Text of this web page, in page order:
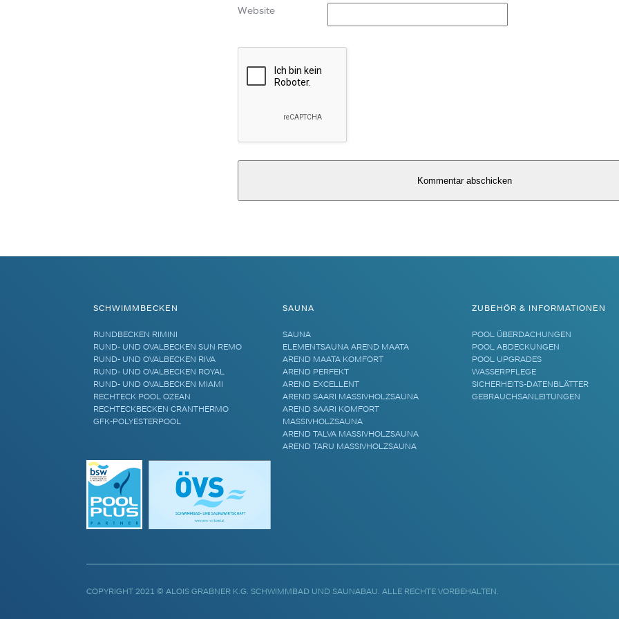
Website
SCHWIMMBECKEN
RUNDBECKEN RIMINI
RUND- UND OVALBECKEN SUN REMO
RUND- UND OVALBECKEN RIVA
RUND- UND OVALBECKEN ROYAL
RUND- UND OVALBECKEN MIAMI
RECHTECK POOL OZEAN
RECHTECKBECKEN CRANTHERMO
GFK-POLYESTERPOOL
SAUNA
SAUNA
ELEMENTSAUNA AREND MAATA
AREND MAATA KOMFORT
AREND PERFEKT
AREND EXCELLENT
AREND SAARI MASSIVHOLZSAUNA
AREND SAARI KOMFORT
MASSIVHOLZSAUNA
AREND TALVA MASSIVHOLZSAUNA
AREND TARU MASSIVHOLZSAUNA
ZUBEHÖR & INFORMATIONEN
POOL ÜBERDACHUNGEN
POOL ABDECKUNGEN
POOL UPGRADES
WASSERPFLEGE
SICHERHEITS-DATENBLÄTTER
GEBRAUCHSANLEITUNGEN
COPYRIGHT 2021 © ALOIS GRABNER K.G. SCHWIMMBAD UND SAUNABAU. ALLE RECHTE VORBEHALTEN.